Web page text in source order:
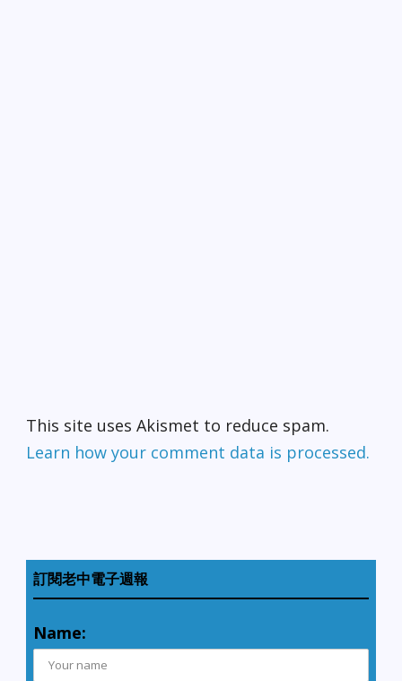
This site uses Akismet to reduce spam.
Learn how your comment data is processed.
訂閱老中電子週報
Name: